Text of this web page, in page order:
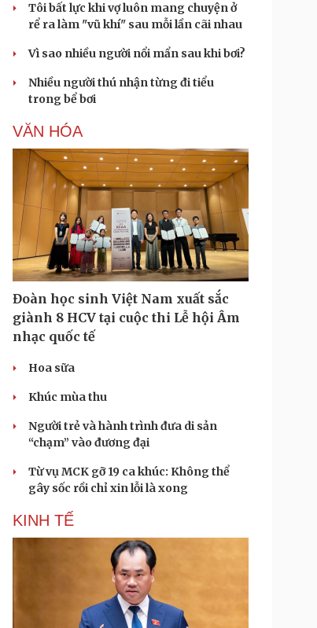
Hạt giống tâm hồn
Tôi bất lực khi vợ luôn mang chuyện ở
rể ra làm "vũ khí" sau mỗi lần cãi nhau
Vì sao nhiều người nổi mẩn sau khi bơi?
Nhiều người thú nhận từng đi tiểu
trong bể bơi
VĂN HÓA
Đoàn học sinh Việt Nam xuất sắc
giành 8 HCV tại cuộc thi Lễ hội Âm
nhạc quốc tế
Hoa sữa
Khúc mùa thu
Người trẻ và hành trình đưa di sản
“chạm” vào đương đại
Từ vụ MCK gỡ 19 ca khúc: Không thể
gây sốc rồi chỉ xin lỗi là xong
KINH TẾ